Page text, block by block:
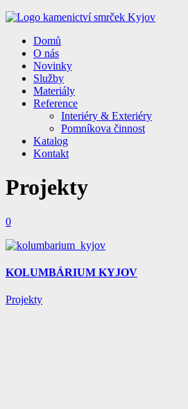
Domů
O nás
Novinky
Služby
Materiály
Reference
Interiéry & Exteriéry
Pomníkova činnost
Katalog
Kontakt
Projekty
0
KOLUMBÁRIUM KYJOV
Projekty